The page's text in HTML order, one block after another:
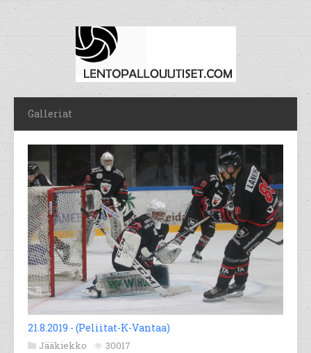
Galleriat
21.8.2019 - (Peliitat-K-Vantaa)
Jääkiekko 30017